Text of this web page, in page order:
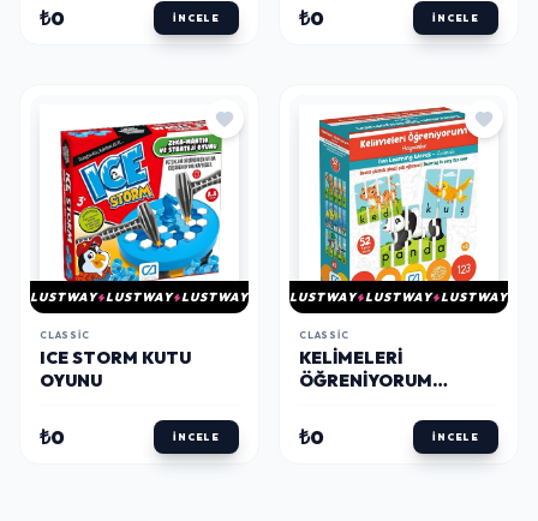
₺0 İNCELE ₺0 İNCELE
LUSTWAY LUSTWAY LUSTWAY
CLASSIC
ICE STORM KUTU
OYUNU
₺0 İNCELE
LUSTWAY LUSTWAY LUSTWAY
CLASSIC
KELIMELERI
ÖĞRENIYORUM
₺0 İNCELE